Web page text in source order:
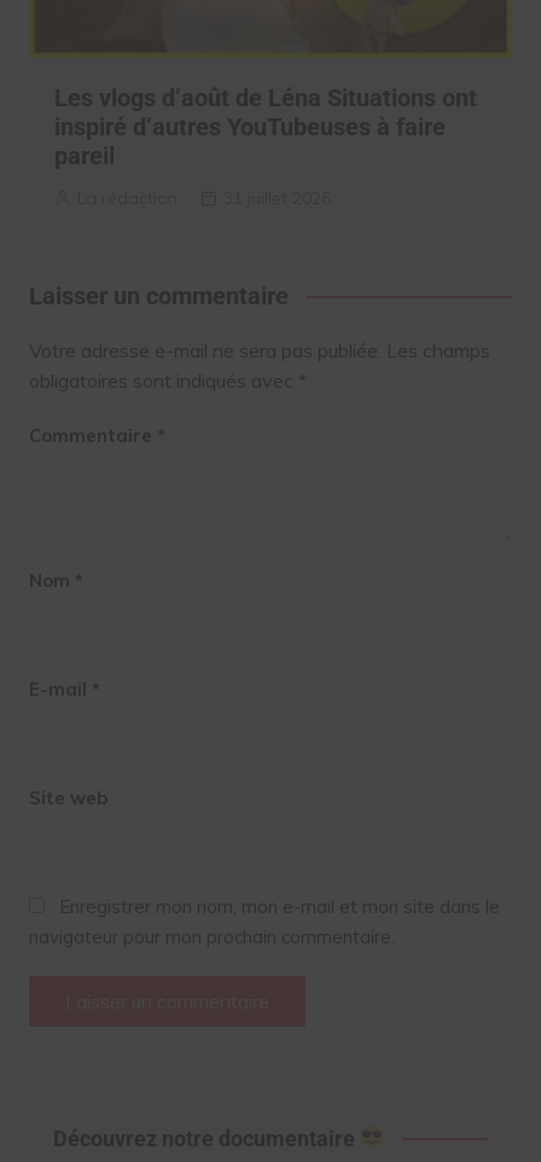
Les vlogs d’août de Léna Situations ont
inspiré d’autres YouTubeuses à faire
pareil
Laisser un commentaire
Votre adresse e-mail ne sera pas publiée. Les champs
obligatoires sont indiqués avec *
Commentaire *
Nom *
E-mail *
Site web
Enregistrer mon nom, mon e-mail et mon site dans le
navigateur pour mon prochain commentaire.
Découvrez notre documentaire